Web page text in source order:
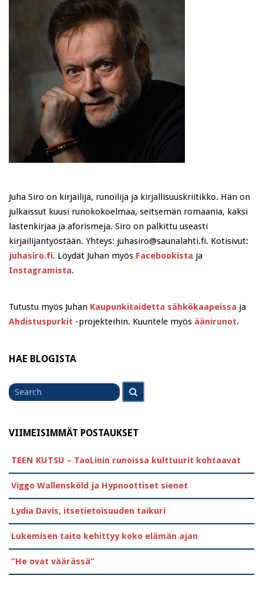
Juha Siro on kirjailija, runoilija ja kirjallisuuskriitikko. Hän on
julkaissut kuusi runokokoelmaa, seitsemän romaania, kaksi
lastenkirjaa ja aforismeja. Siro on palkittu useasti
kirjailijantyöstään. Yhteys: juhasiro@saunalahti.fi. Kotisivut:
juhasiro.fi. Löydät Juhan myös Facebookista ja
Instagramista.
Tutustu myös Juhan Kaupunkitaidetta sähkökaapeissa ja
Ahdistuspurkit -projekteihin. Kuuntele myös äänirunot.
HAE BLOGISTA
for
VIIMEISIMMÄT POSTAUKSET
TEEN KUTSU – TaoLinin runoissa kulttuurit kohtaavat
Viggo Wallensköld ja Hypnoottiset sienet
Lydia Davis, itsetietoisuuden taikuri
Lukemisen taito kehittyy koko elämän ajan
”He ovat väärässä”